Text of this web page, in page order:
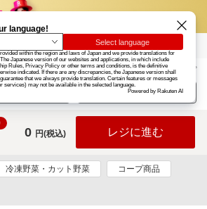
楽天グループ カード
お知らせ ヘルプ
ログイン
0 円(税込) レジに進む
冷凍野菜・カット野菜 コープ商品